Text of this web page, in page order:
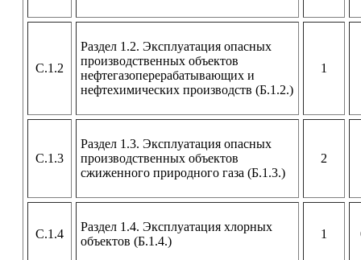
С.1.2
Раздел 1.2. Эксплуатация опасных
производственных объектов
нефтегазоперерабатывающих и
нефтехимических производств (Б.1.2.)
1
С.1.3
Раздел 1.3. Эксплуатация опасных
производственных объектов
сжиженного природного газа (Б.1.3.)
2
С.1.4
Раздел 1.4. Эксплуатация хлорных
объектов (Б.1.4.)
1